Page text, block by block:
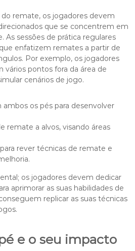
do remate, os jogadores devem
que se concentrem em
As sessões de prática regulares
enfatizem remates a partir de
Por exemplo, os jogadores
vários pontos fora da área de
cenários de jogo.
os pés para desenvolver
remate a alvos, visando áreas
rever técnicas de remate e
os jogadores devem dedicar
aprimorar as suas habilidades de
replicar as suas técnicas
e o seu impacto